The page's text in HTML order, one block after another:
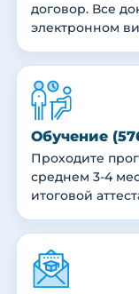
договор. Все
электронном
Обучение
Проходите
среднем 3-4
итоговой